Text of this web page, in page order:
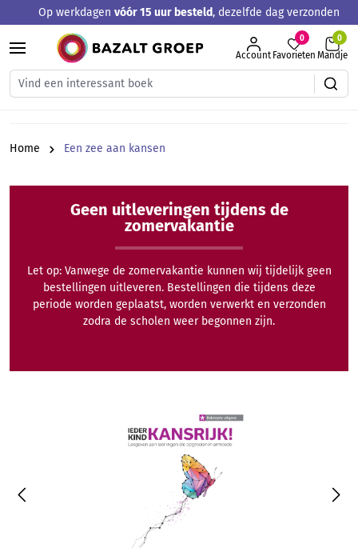
Op werkdagen vóór 15 uur besteld, dezelfde dag verzonden
Account Favorieten Mandje
0
Home Een zee aan kansen
Geen uitleveringen tijdens de
zomervakantie
Let op: Vanwege de zomervakantie kunnen wij tijdelijk geen
bestellingen uitleveren. Bestellingen die tijdens deze
periode worden geplaatst, worden verwerkt en verzonden
zodra de scholen weer begonnen zijn.